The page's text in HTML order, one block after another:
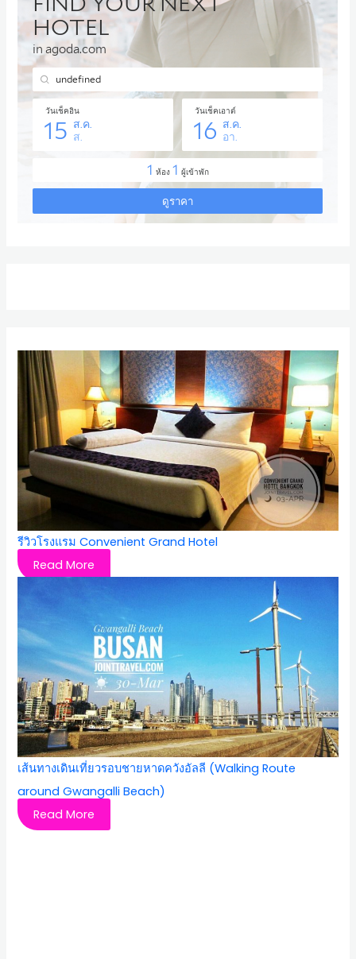
รีวิวโรงแรม Convenient Grand Hotel
Read More
เส้นทางเดินเที่ยวรอบชายหาดควังอัลลี (Walking Route
around Gwangalli Beach)
Read More